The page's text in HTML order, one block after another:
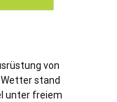
von
stand
unter freiem